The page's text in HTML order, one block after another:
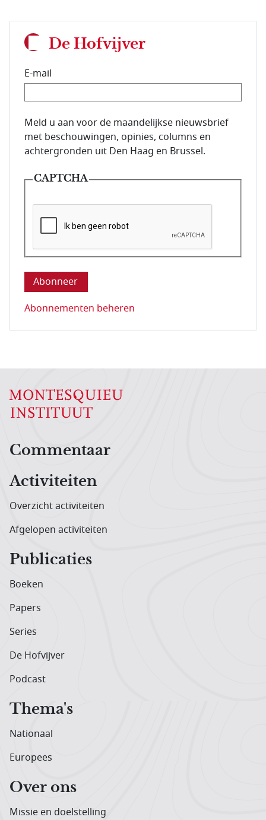
De Hofvijver
E-mail
E-mailadres van de abonnee.
Meld u aan voor de maandelijkse nieuwsbrief
met beschouwingen, opinies, columns en
achtergronden uit Den Haag en Brussel.
CAPTCHA
Deze vraag is om te controleren dat u een mens
Abonnementen beheren
Hoofdnavigatiemenu
Commentaar
Activiteiten
Overzicht activiteiten
Afgelopen activiteiten
Publicaties
Boeken
Papers
Series
De Hofvijver
Podcast
Thema's
Nationaal
Europees
Over ons
Missie en doelstelling